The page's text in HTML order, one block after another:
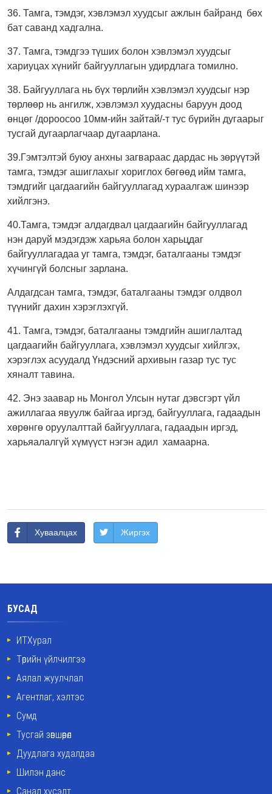
36. Тамга, тэмдэг, хэвлэмэл хуудсыг ажлын байранд бөх
бат саванд хадгална.
37. Тамга, тэмдгээ түших болон хэвлэмэл хуудсыг
хариуцах хүнийг байгууллагын удирдлага томилно.
38. Байгууллага нь бүх төрлийн хэвлэмэл хуудсыг нэр
төрлөөр нь ангилж, хэвлэмэл хуудасны баруун доод
өнцөг /дороосоо 10мм-ийн зайтай/-т тус бүрийн дугаарыг
тусгай дугаарлагчаар дугаарлана.
39.Гэмтэлтэй буюу анхны загвараас дардас нь зөрүүтэй
тамга, тэмдэг ашиглахыг хориглох бөгөөд ийм тамга,
тэмдгийг цагдаагийн байгууллагад хураалгаж шинээр
хийлгэнэ.
40.Тамга, тэмдэг алдагдвал цагдаагийн байгууллагад
нэн даруй мэдэгдэж харьяа болон харьцдаг
байгууллагадаа уг тамга, тэмдэг, баталгааны тэмдэг
хүчингүй болсныг зарлана.
Алдагдсан тамга, тэмдэг, баталгааны тэмдэг олдвол
түүнийг дахин хэрэглэхгүй.
41. Тамга, тэмдэг, баталгааны тэмдгийн ашиглалтад
цагдаагийн байгууллага, хэвлэмэл хуудсыг хийлгэх,
хэрэглэх асуудалд Үндэсний архивын газар тус тус
хяналт тавина.
42. Энэ заавар нь Монгол Улсын нутаг дэвсгэрт үйл
ажиллагаа явуулж байгаа иргэд, байгууллага, гадаадын
хөрөнгө оруулалттай байгууллага, гадаадын иргэд,
харьяалалгүй хүмүүст нэгэн адил хамаарна.
Хуваалцах Жиргэх
БУСАД
ИТХурал
Төрийн үйлчилгээ
Аялал жуулчлал
Агентлаг, хэлтэс
Сумд
Тусгай зөвшөөрөл
Дуудлага худалдаа
Шилэн данс
Санал хүсэлт